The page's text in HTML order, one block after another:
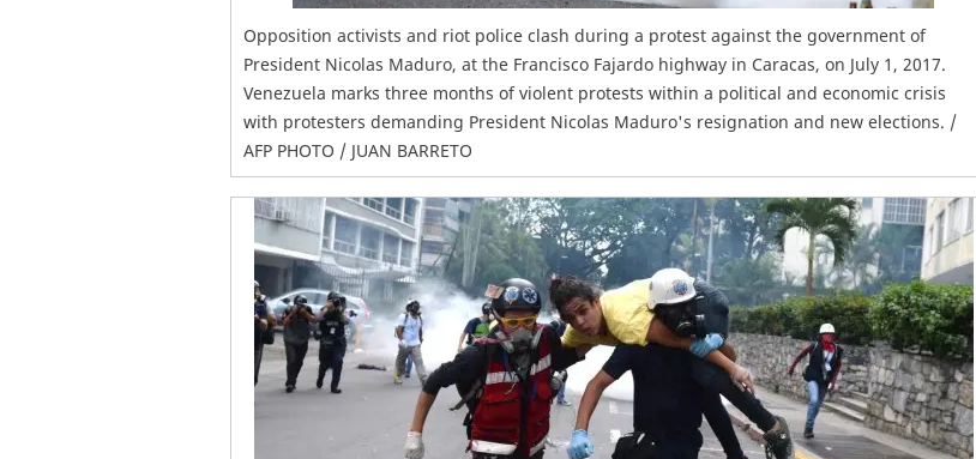
Opposition activists and riot police clash during a protest against the government of
President Nicolas Maduro, at the Francisco Fajardo highway in Caracas, on July 1, 2017.
Venezuela marks three months of violent protests within a political and economic crisis
with protesters demanding President Nicolas Maduro's resignation and new elections. /
AFP PHOTO / JUAN BARRETO